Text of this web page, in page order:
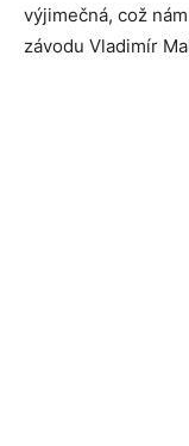
výjimečná, což
závodu Vladimír